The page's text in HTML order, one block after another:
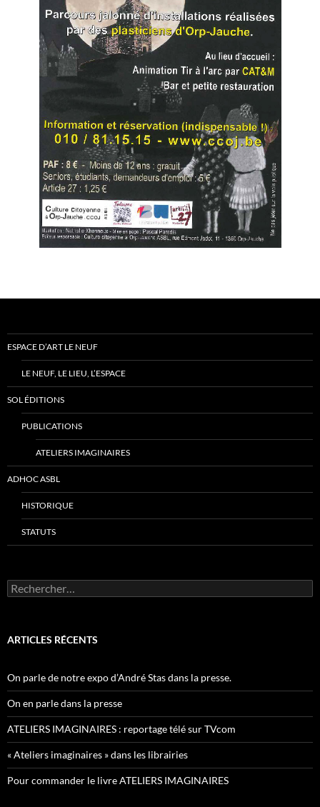
ESPACE D’ART LE NEUF
LE NEUF, LE LIEU, L’ESPACE
SOL ÉDITIONS
PUBLICATIONS
ATELIERS IMAGINAIRES
ADHOC ASBL
HISTORIQUE
STATUTS
Rechercher :
ARTICLES RÉCENTS
On parle de notre expo d’André Stas dans la presse.
On en parle dans la presse
ATELIERS IMAGINAIRES : reportage télé sur TVcom
« Ateliers imaginaires » dans les librairies
Pour commander le livre ATELIERS IMAGINAIRES